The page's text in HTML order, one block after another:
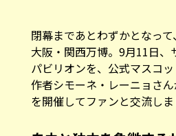
閉幕まであとわずかとなっ
パビリオンを、公式マスコ
作者シモーネ・レーニョさ
を開催してファンと交流しま
自由と独立を象徴する